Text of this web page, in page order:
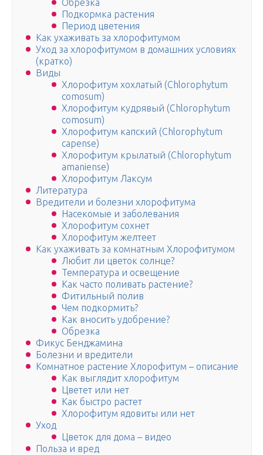
Обрезка
Подкормка растения
Период цветения
Как ухаживать за хлорофитумом
Уход за хлорофитумом в домашних условиях
(кратко)
Виды
Хлорофитум хохлатый (Chlorophytum
comosum)
Хлорофитум кудрявый (Chlorophytum
comosum)
Хлорофитум капский (Chlorophytum
capense)
Хлорофитум крылатый (Chlorophytum
amaniense)
Хлорофитум Лаксум
Литература
Вредители и болезни хлорофитума
Насекомые и заболевания
Хлорофитум сохнет
Хлорофитум желтеет
Как ухаживать за комнатным Хлорофитумом
Любит ли цветок солнце?
Температура и освещение
Как часто поливать растение?
Фитильный полив
Чем подкормить?
Как вносить удобрение?
Обрезка
Фикус Бенджамина
Болезни и вредители
Комнатное растение Хлорофитум – описание
Как выглядит хлорофитум
Цветет или нет
Как быстро растет
Хлорофитум ядовиты или нет
Уход
Цветок для дома – видео
Польза и вред